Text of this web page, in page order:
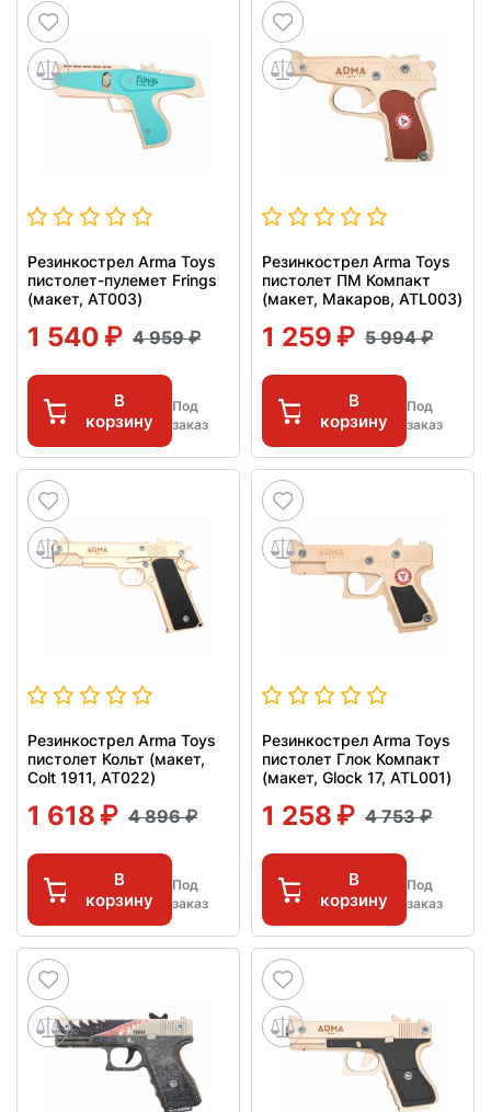
Резинкострел Arma Toys
пистолет-пулемет Frings
(макет, АТ003)
1 540 4 959
В
корзину
Под
заказ
Резинкострел Arma Toys
пистолет ПМ Компакт
(макет, Макаров, ATL003)
1 259 5 994
В
корзину
Под
заказ
Резинкострел Arma Toys
пистолет Кольт (макет,
Colt 1911, AT022)
1 618 4 896
В
корзину
Под
заказ
Резинкострел Arma Toys
пистолет Глок Компакт
(макет, Glock 17, ATL001)
1 258 4 753
В
корзину
Под
заказ